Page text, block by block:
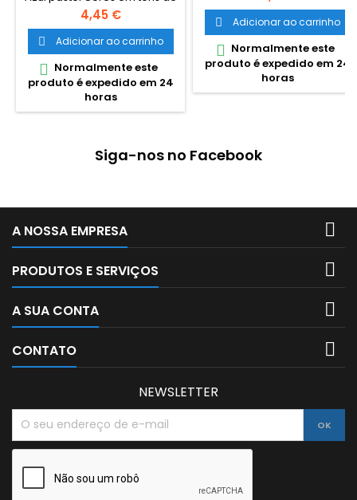
pastel. Interior em amarelo e
com 4 subdivisórias no
fundo. Ideal para utilizar no
escritório, em casa ou
escola.
Preço
4,45 €
 Adicionar ao carrinho
 Normalmente este
produto é expedido em 24
horas
 Adicionar ao carrinho
 Normalmente este
produto é expedido em 24
horas
Siga-nos no Facebook
A NOSSA EMPRESA 
PRODUTOS E SERVIÇOS 
A SUA CONTA 
CONTATO 
NEWSLETTER